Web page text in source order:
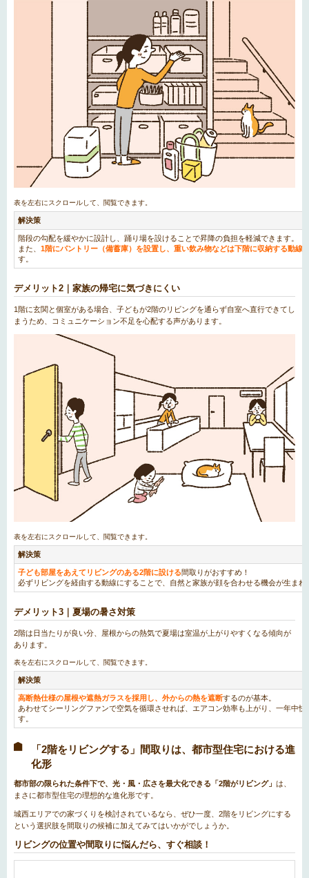
解決策
階段の勾配を緩やかに設計し、踊り場を設けることで昇降の負担を軽減できます。
また、 1階にパントリー（備蓄庫）を設置し、重い飲み物などは下階に収納する動線
す。
デメリット2｜家族の帰宅に気づきにくい
1階に玄関と個室がある場合、子どもが2階のリビングを通らず自室へ直行できてし
まうため、コミュニケーション不足を心配する声があります。
解決策
子ども部屋をあえてリビングのある2階に設ける間取りがおすすめ！
必ずリビングを経由する動線にすることで、自然と家族が顔を合わせる機会が生まれ
デメリット3｜夏場の暑さ対策
2階は日当たりが良い分、屋根からの熱気で夏場は室温が上がりやすくなる傾向が
あります。
解決策
高断熱仕様の屋根や遮熱ガラスを採用し、外からの熱を遮断するのが基本。
あわせてシーリングファンで空気を循環させれば、エアコン効率も上がり、一年中快
す。
「2階をリビングする」間取りは、都市型住宅における進
化形
都市部の限られた条件下で、光・風・広さを最大化できる「2階がリビング」 は、
まさに都市型住宅の理想的な進化形です。
城西エリアでの家づくりを検討されているなら、ぜひ一度、2階をリビングにする
という選択肢を間取りの候補に加えてみてはいかがでしょうか。
リビングの位置や間取りに悩んだら、すぐ相談！